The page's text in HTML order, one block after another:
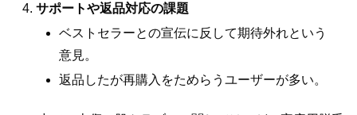
サポートや返品対応の課題
ベストセラーとの宣伝に反して期待外れという
意見。
返品したが再購入をためらうユーザーが多い。